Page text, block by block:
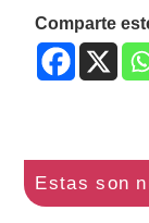
Comparte